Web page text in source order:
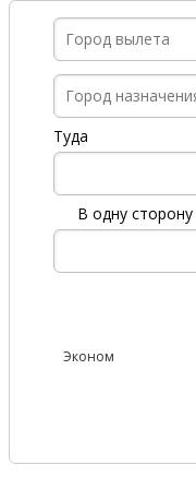
Туда
В одну сторону
Эконом